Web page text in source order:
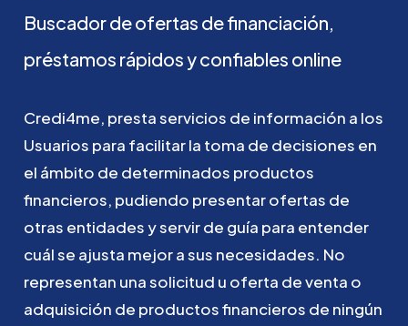
Buscadordeofertas definanciación,
préstamos rápidosyconfiables online
Credi4me, prestaservicios de información a los
Usuarios para facilitarla toma de decisiones en
el ámbito de determinados productos
financieros, pudiendo presentarofertas de
otras entidadesyservirde guía para entender
cuálse ajusta mejorasus necesidades. No
representan unasolicitud u oferta deventa o
adquisición de productosfinancieros de ningún